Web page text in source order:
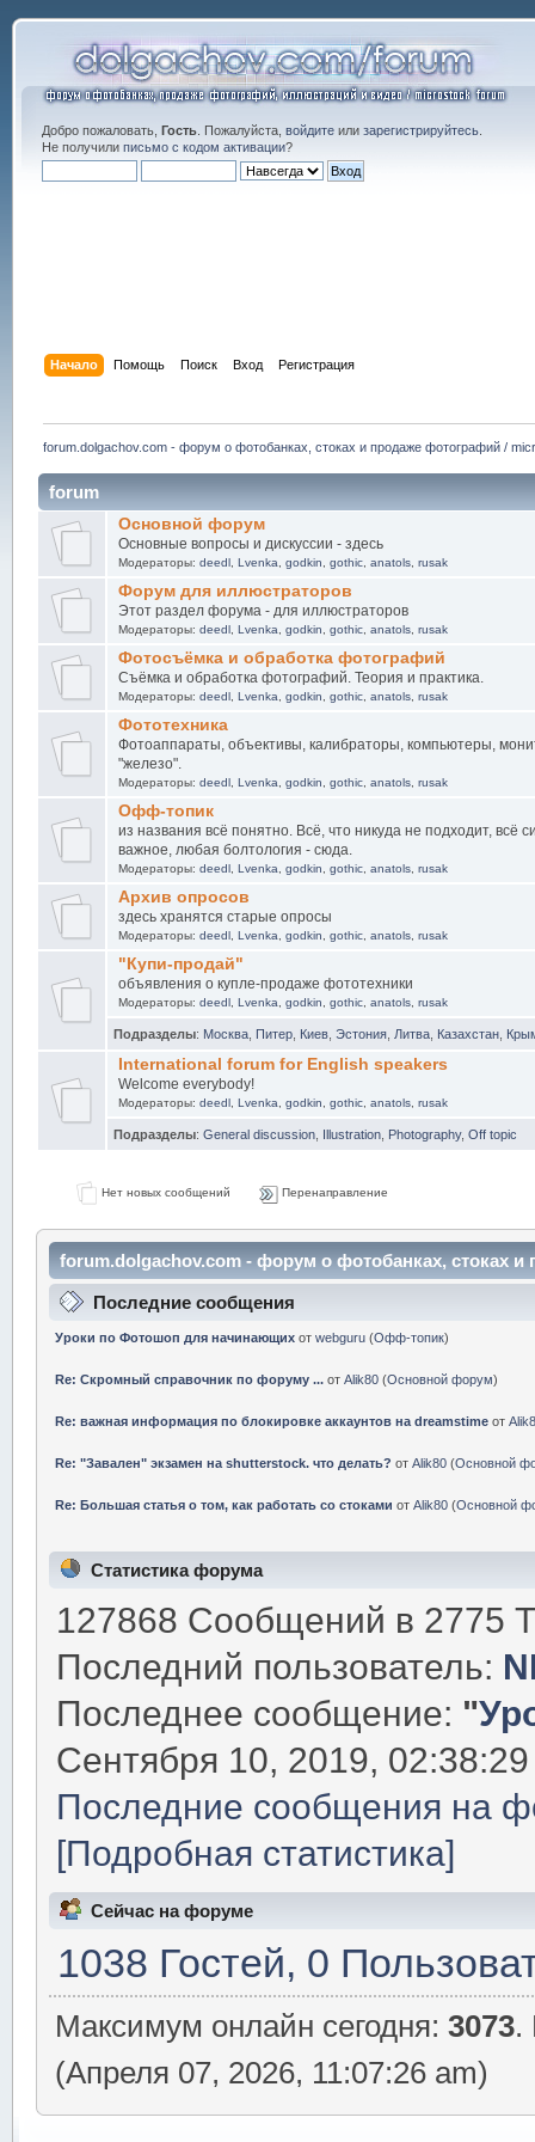
Добро пожаловать, Гость. Пожалуйста, войдитеили зарегистрируйтесь.
Не получили письмо с кодом активации?
Начало Помощь Поиск Вход Регистрация
forum.dolgachov.com - форум о фотобанках, стоках и продаже фотографий /
forum
Основной форум
Основные вопросы и дискуссии - здесь
Модераторы: deedl, Lvenka godkin gothic, anatols, rusak
Форум для иллюстраторов
Этот раздел форума - для иллюстраторов
Модераторы: deedl, Lvenka godkin gothic, anatols, rusak
Фотосъёмка и обработка фотографий
Съёмка и обработка фотографий. Теория и практика.
Модераторы: deedl, Lvenka godkin gothic, anatols, rusak
Фототехника
Фотоаппараты, объективы, калибраторы, компьютеры,
"железо".
Модераторы: deedl, Lvenka godkin gothic, anatols, rusak
Офф-топик
из названия всё понятно. Всё, что никуда не подходит, всё
важное, любая болтология - сюда.
Модераторы: deedl, Lvenka godkin gothic, anatols, rusak
Архив опросов
здесь хранятся старые опросы
Модераторы: deedl, Lvenka godkin gothic, anatols, rusak
"Купи-продай"
объявления о купле-продаже фототехники
Модераторы: deedl, Lvenka godkin gothic, anatols, rusak
Подразделы: Москва, Питер, Киев, Эстония, Литва, Казахстан,
International forum for English speakers
Welcome everybody!
Модераторы: deedl, Lvenka godkin gothic, anatols, rusak
Подразделы: General discussion, Illustration, Photography, Off topic
Нет новых сообщений Перенаправление
forum.dolgachov.com - форум о фотобанках, стоках
центрПоследние сообщения
Уроки по Фотошоп для начинающих отwebguru (Офф-топик)
Re: Скромный справочник по форуму ... отAlik80 (Основной форум)
Re: важная информация по блокировке аккаунтов на dreamstime от
Re: "Завален" экзамен на shutterstock. что делать? отAlik80 (Основной
Re: Большая статья о том, как работать со стоками отAlik80 (Основной
Статистика форума
127868 Сообщений в 2775
Последний пользователь:
Последнее сообщение: "
Сентября 10, 2019,
Последние сообщения на
[Подробная статистика]
Сейчас на форуме
1038 Гостей, 0
Максимум онлайн сегодня:3073.
(Апреля 07, 2026, 11:07:26 am)